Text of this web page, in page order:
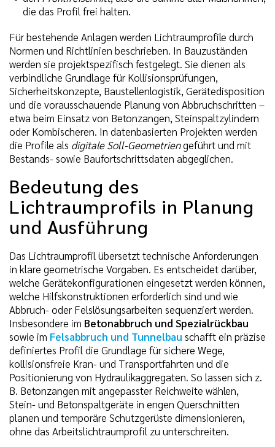
die das Profil frei halten.
Für bestehende Anlagen werden Lichtraumprofile durch
Normen und Richtlinien beschrieben. In Bauzuständen
werden sie projektspezifisch festgelegt. Sie dienen als
verbindliche Grundlage für Kollisionsprüfungen,
Sicherheitskonzepte, Baustellenlogistik, Gerätedisposition
und die vorausschauende Planung von Abbruchschritten –
etwa beim Einsatz von Betonzangen, Steinspaltzylindern
oder Kombischeren. In datenbasierten Projekten werden
die Profile als digitale Soll-Geometriengeführt und mit
Bestands- sowie Baufortschrittsdaten abgeglichen.
Bedeutung des
Lichtraumprofils in Planung
und Ausführung
Das Lichtraumprofil übersetzt technische Anforderungen
in klare geometrische Vorgaben. Es entscheidet darüber,
welche Gerätekonfigurationen eingesetzt werden können,
welche Hilfskonstruktionen erforderlich sind und wie
Abbruch- oder Felslösungsarbeiten sequenziert werden.
Insbesondere im Betonabbruch und Spezialrückbau
sowie im Felsabbruch und Tunnelbau schafft ein präzise
definiertes Profil die Grundlage für sichere Wege,
kollisionsfreie Kran- und Transportfahrten und die
Positionierung von Hydraulikaggregaten. So lassen sich z.
B. Betonzangen mit angepasster Reichweite wählen,
Stein- und Betonspaltgeräte in engen Querschnitten
planen und temporäre Schutzgerüste dimensionieren,
ohne das Arbeitslichtraumprofil zu unterschreiten.